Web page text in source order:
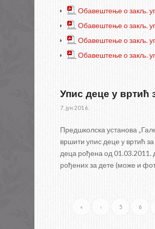
___Обавештење о закљ.
___Обавештење о закљ.
___Обавештење о закљ.
___Обавештење о закљ.
Упис деце у вртић
7. јун 2016.
Предшколска установа
вршити упис деце у вртић
деца рођена од
рођених за дете (може и
« ‹ 5 6